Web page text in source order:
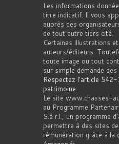
Les informations
titre indicatif. Il vous
auprès des
de tout autre tiers cité.
Certaines illustrations
auteurs/éditeurs.
toute image ou tout
sur simple demande
Respectez l'article 542-
patrimoine
Le site www.chasses-
au Programme
S.à r.l., un programme
permettre à des sites
rémunération grâce à la